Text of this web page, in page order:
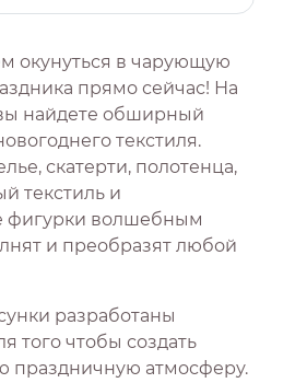
окунуться в чарующую
прямо сейчас! На
найдете обширный
текстиля.
скатерти, полотенца,
текстиль и
фигурки волшебным
и преобразят любой
разработаны
того чтобы создать
праздничную атмосферу.